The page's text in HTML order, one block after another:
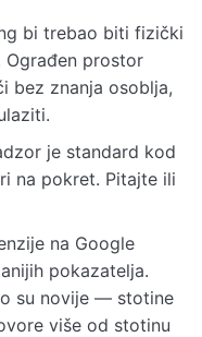
bi trebao biti fizički
Ograđen prostor
bez znanja osoblja,
je standard kod
na pokret. Pitajte ili
na Google
pokazatelja.
su novije — stotine
više od stotinu